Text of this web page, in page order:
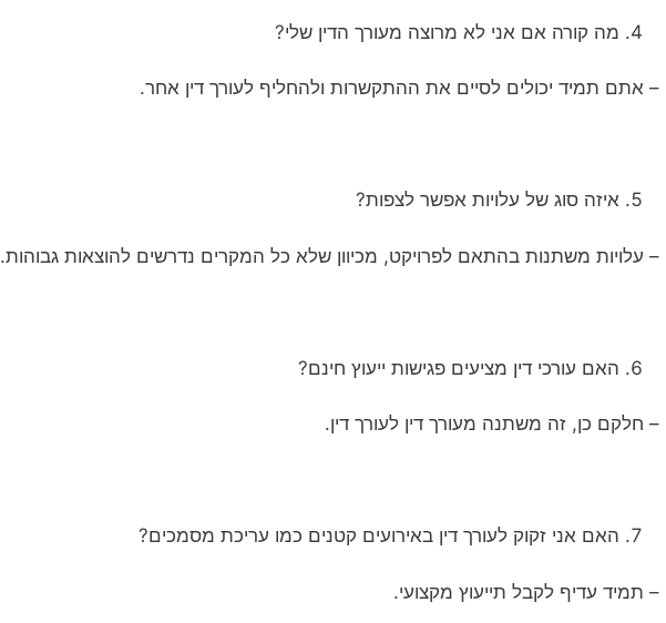
מה קורה אם אני לא מרוצה מעורך הדין שלי?
– אתם תמיד יכולים לסיים את ההתקשרות ולהחליף לעורך דין אחר.
איזה סוג של עלויות אפשר לצפות?
– עלויות משתנות בהתאם לפרויקט, מכיוון שלא כל המקרים נדרשים להוצאות גבוהות.
האם עורכי דין מציעים פגישות ייעוץ חינם?
– חלקם כן, זה משתנה מעורך דין לעורך דין.
האם אני זקוק לעורך דין באירועים קטנים כמו עריכת מסמכים?
– תמיד עדיף לקבל תייעוץ מקצועי.